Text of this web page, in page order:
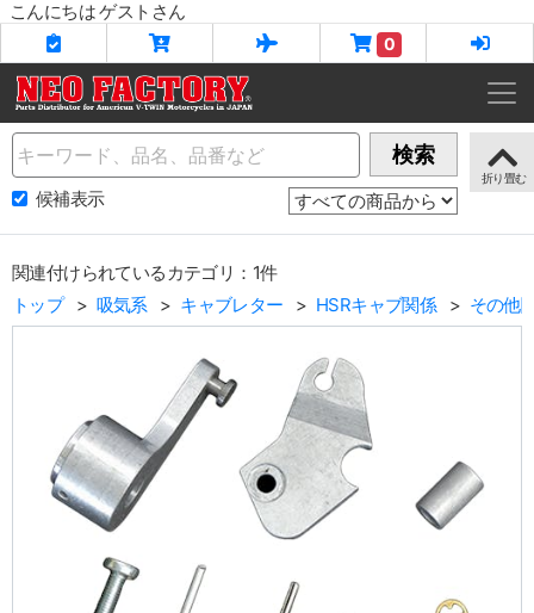
こんにちは ゲストさん
0
Name 検索
候補表示
関連付けられているカテゴリ：1件
トップ
吸気系 キャブレター HSRキャブ関係 その他